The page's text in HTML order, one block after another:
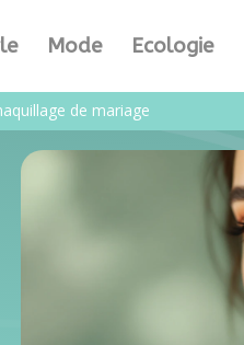
Mode Ecologie
de mariage